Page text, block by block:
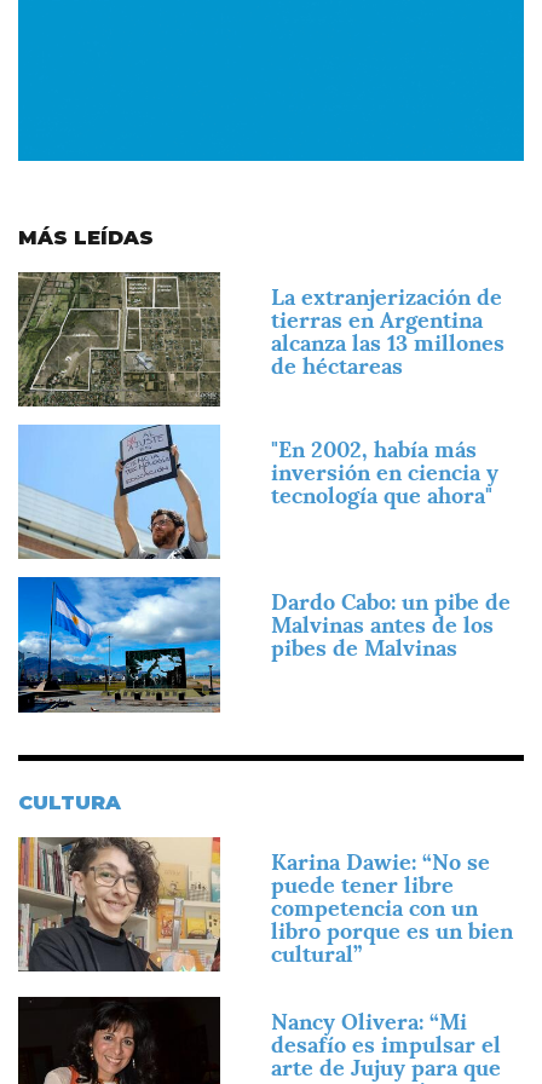
MÁS LEÍDAS
Imagen
La extranjerización de
tierras en Argentina
alcanza las 13 millones
de héctareas
"En 2002, había más
inversión en ciencia y
tecnología que ahora"
Imagen
Dardo Cabo: un pibe de
Malvinas antes de los
pibes de Malvinas
CULTURA
Imagen
Karina Dawie: “No se
puede tener libre
competencia con un
libro porque es un bien
cultural”
Imagen
Nancy Olivera: “Mi
desafío es impulsar el
arte de Jujuy para que